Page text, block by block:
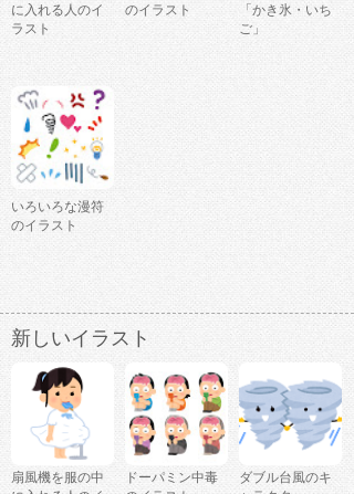
に入れる人のイ
ラスト
のイラスト
「かき氷・いち
ご」
いろいろな漫符
のイラスト
新しいイラスト
扇風機を服の中
ドーパミン中毒
ダブル台風のキ